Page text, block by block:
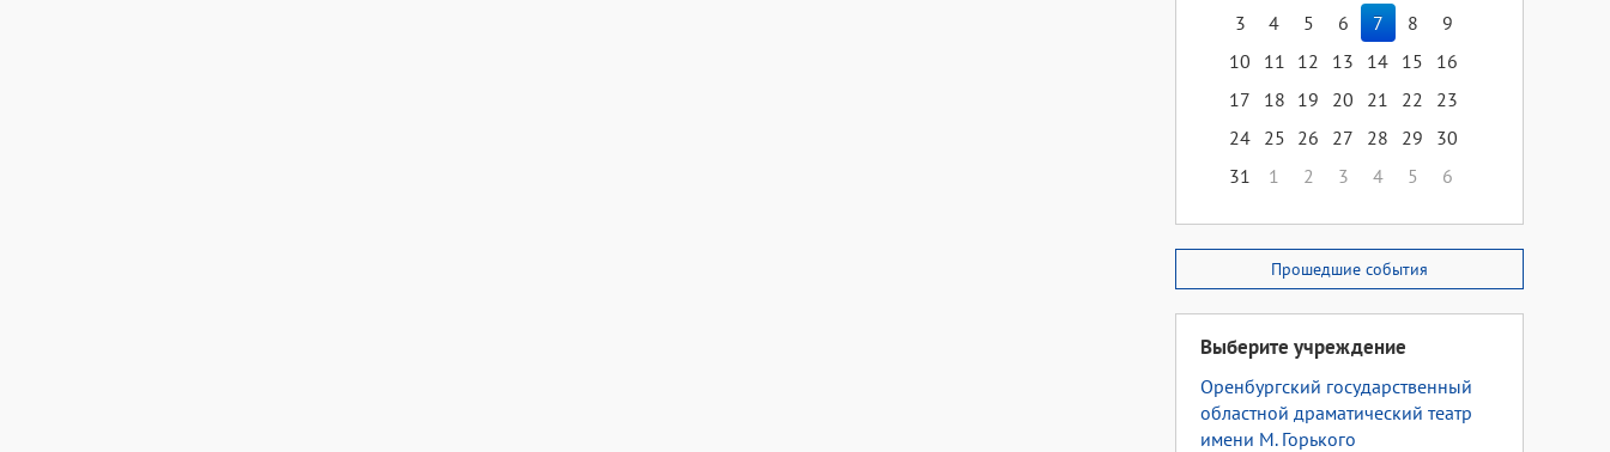
3
4 5 6 7 8
9
10
11 12 13 14 15
16
17
18 19 20 21 22
23
24 25 26 27 28 29
30
31
1 2 3 4 5 6
Прошедшие события
Выберите учреждение
Оренбургский государственный
областной драматический театр
имени М. Горького